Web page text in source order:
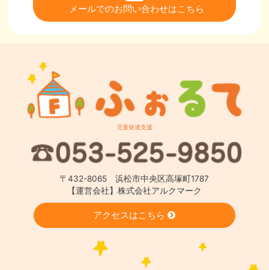
メールでのお問い合わせはこちら
児童発達支援
〒432-8065 浜松市中央区高塚町1787
【運営会社】株式会社アルクマーク
アクセスはこちら